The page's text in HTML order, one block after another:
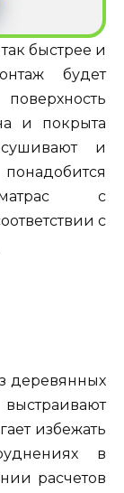
быстрее и
будет
и покрыта
и
с
с
деревянных
избежать
в
расчетов